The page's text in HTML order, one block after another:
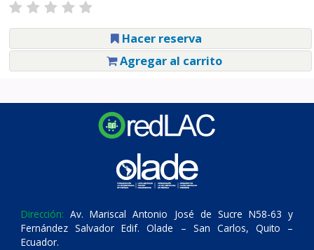
Hacer reserva
Agregar al carrito
Dirección: Av. Mariscal Antonio José de Sucre N58-63 y
Fernández Salvador Edif. Olade – San Carlos, Quito –
Ecuador.